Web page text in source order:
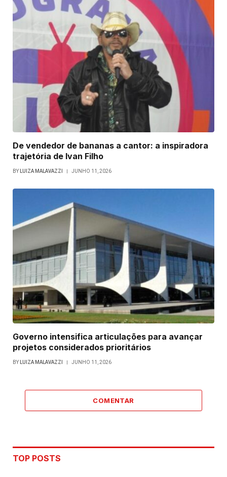
De vendedor de bananas a cantor: a inspiradora
trajetória de Ivan Filho
BY LUIZA MALAVAZZI JUNHO 11, 2026
Governo intensifica articulações para avançar
projetos considerados prioritários
BY LUIZA MALAVAZZI JUNHO 11, 2026
COMENTAR
TOP POSTS